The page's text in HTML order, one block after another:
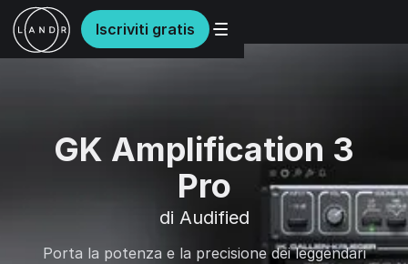
Iscriviti gratis
GK Amplification 3
Pro
di Audified
Porta la potenza e la precisione dei leggendari